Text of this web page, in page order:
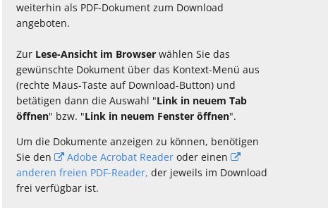
weiterhin als PDF-Dokument zum Download
angeboten.
Zur Lese-Ansicht im Browser wählen Sie das
gewünschte Dokument über das Kontext-Menü aus
(rechte Maus-Taste auf Download-Button) und
betätigen dann die Auswahl "Link in neuem Tab
öffnen" bzw. "Link in neuem Fenster öffnen".
Um die Dokumente anzeigen zu können, benötigen
Sie den
Adobe Acrobat Readeroder einen
anderen freien PDF-Reader, der jeweils im Download
frei verfügbar ist.